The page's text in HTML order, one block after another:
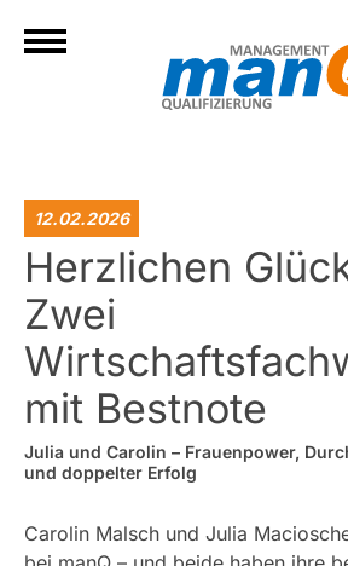
12.02.2026
Herzlichen
Zwei
mit Bestnote
Julia und Carolin – Frauenpower,
und doppelter Erfolg
Carolin Malsch und Julia